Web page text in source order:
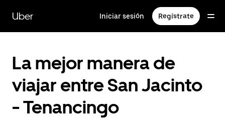
contenido
principal
Uber Iniciar sesión Regístrate
La mejor manera de
viajar entre San Jacinto
- Tenancingo